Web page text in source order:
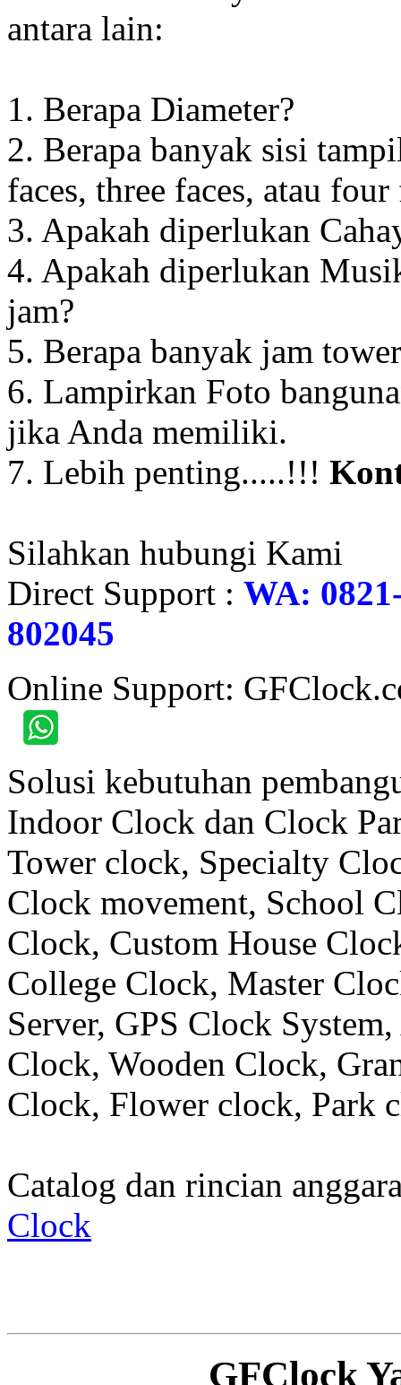
antara lain:
1. Berapa Diameter?
2. Berapa banyak sisi
faces, three faces, atau four
3. Apakah diperlukan
4. Apakah diperlukan
jam?
5. Berapa banyak jam
6. Lampirkan Foto
jika Anda memiliki.
7. Lebih penting.....!!!
Silahkan hubungi Kami
Direct Support : WA:
802045
Online Support:
Solusi kebutuhan
Indoor Clock dan Clock
Tower clock, Specialty
Clock movement, School
Clock, Custom House
College Clock, Master
Server, GPS Clock
Clock, Wooden Clock,
Clock, Flower clock, Park
Catalog dan rincian
Clock
GFClock